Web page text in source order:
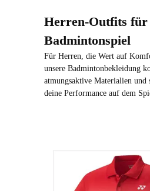
Herren-Outfits für
Badmintonspiel
Für Herren, die Wert auf
unsere Badmintonbekleidung
atmungsaktive Materialien
deine Performance auf dem